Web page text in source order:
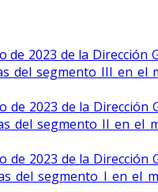
2023 de la
del segmento III en
de 2023 de la
del segmento II en el
de 2023 de la
del segmento I en el